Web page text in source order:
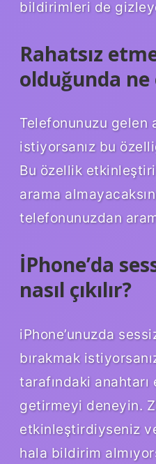
bildirimleri de
Rahatsız
olduğunda ne
Telefonunuzu gelen
istiyorsanız bu
Bu özellik
arama
telefonunuzdan
İPhone’da
nasıl çıkılır?
iPhone’unuzda
bırakmak
tarafındaki anahtarı
getirmeyi deneyin.
etkinleştirdiyseniz
hala bildirim